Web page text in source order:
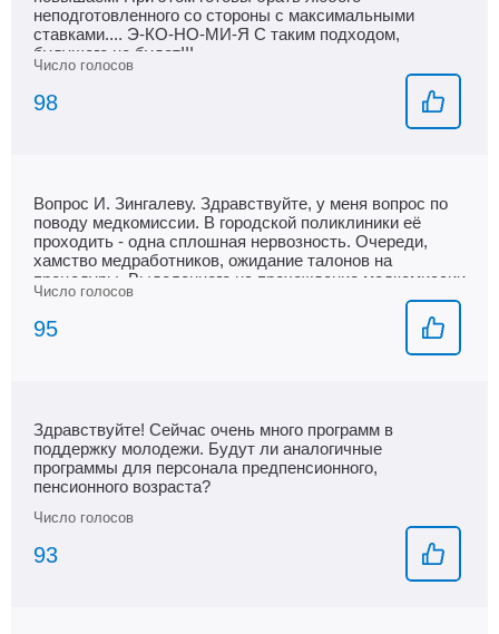
неподготовленного со стороны с максимальными
ставками.... Э-КО-НО-МИ-Я С таким подходом,
будущего не будет!!!
98
Вопрос И. Зингалеву. Здравствуйте, у меня вопрос по
поводу медкомиссии. В городской поликлиники её
проходить - одна сплошная нервозность. Очереди,
хамство медработников, ожидание талонов на
процедуры. Выделенного на прохождение медкомиссии
времени просто не хватает, люди проходят ее в свои
выходные и в своё личное время. Можно поменять
медучреждение, чтобы медкомиссия была без
95
Здравствуйте! Сейчас очень много программ в
поддержку молодежи. Будут ли аналогичные
программы для персонала предпенсионного,
пенсионного возраста?
93